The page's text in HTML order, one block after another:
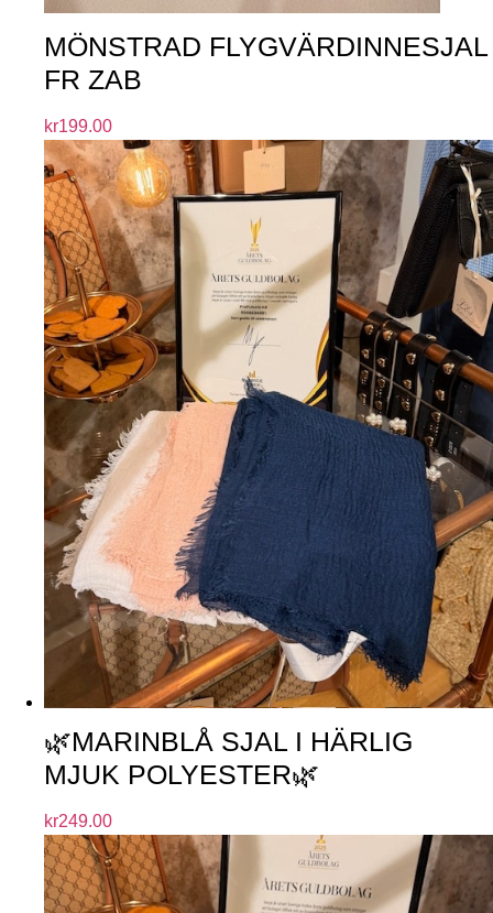
MÖNSTRAD FLYGVÄRDINNESJAL
FR ZAB
kr199.00
🌿MARINBLÅ SJAL I HÄRLIG
MJUK POLYESTER🌿
kr249.00